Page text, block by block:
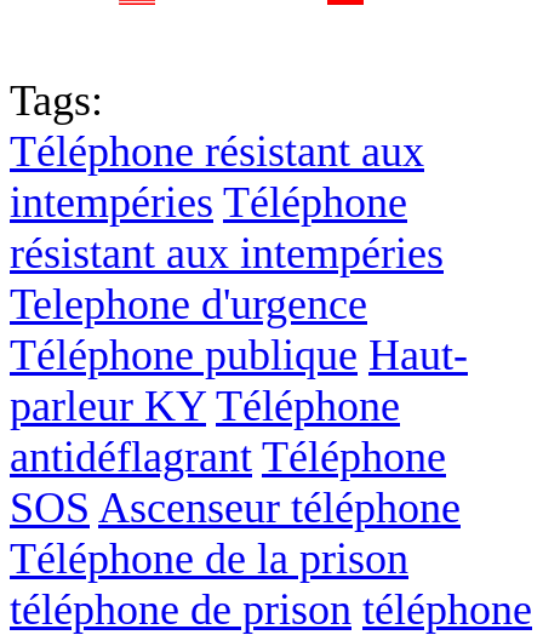
Tags:
Téléphone résistant aux
intempéries Téléphone
résistant aux intempéries
Telephone d'urgence
Téléphone publique Haut-
parleur KY Téléphone
antidéflagrant Téléphone
SOS Ascenseur téléphone
Téléphone de la prison
téléphone de prison téléphone